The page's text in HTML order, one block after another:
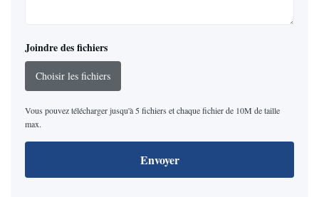
Joindre des fichiers
Choisir les fichiers
Vous pouvez télécharger jusqu'à 5 fichiers et chaque fichier de 10M de taille
max.
Envoyer